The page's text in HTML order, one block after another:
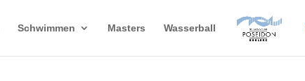
Schwimmen Masters Wasserball